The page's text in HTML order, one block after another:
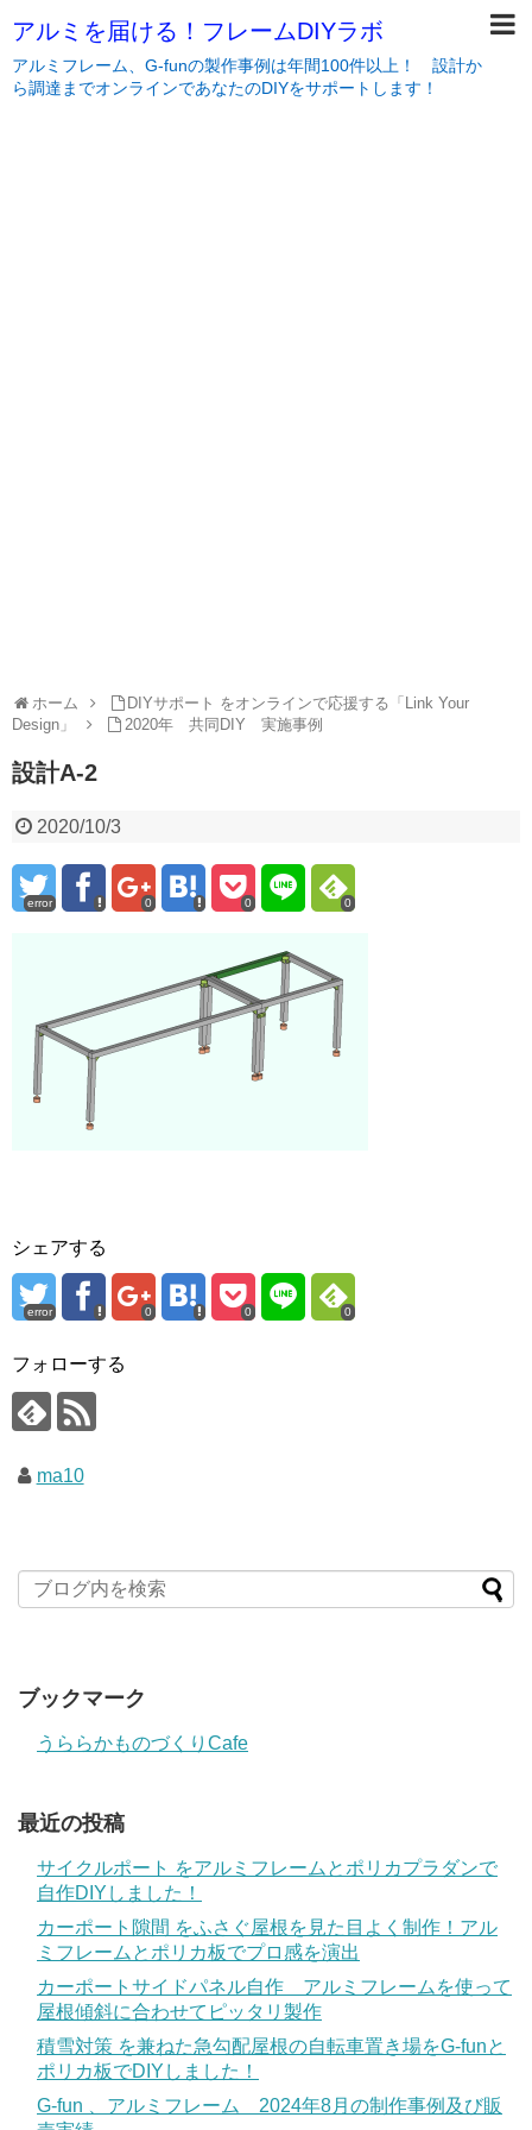
アルミを届ける！フレームDIYラボ
アルミフレーム、G-funの製作事例は年間100件以上！ 設計か
ら調達までオンラインであなたのDIYをサポートします！
ホーム
DIYサポート をオンラインで応援する「Link Your
Design」
2020年 共同DIY 実施事例
設計A-2
2020/10/3
error 0 0 0
シェアする
error 0 0 0
フォローする
ma10
ブックマーク
うららかものづくりCafe
最近の投稿
サイクルポート をアルミフレームとポリカプラダンで
自作DIYしました！
カーポート隙間 をふさぐ屋根を見た目よく制作！アル
ミフレームとポリカ板でプロ感を演出
カーポートサイドパネル自作 アルミフレームを使って
屋根傾斜に合わせてピッタリ製作
積雪対策 を兼ねた急勾配屋根の自転車置き場をG-funと
ポリカ板でDIYしました！
G-fun 、アルミフレーム 2024年8月の制作事例及び販